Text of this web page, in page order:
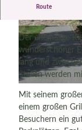
© Copyright: Lothar von
othar
Route
Das
Der ehemalige
wunderschöner
lang und
Stellen werden
Mit seinem
einem großen
Besuchern ein